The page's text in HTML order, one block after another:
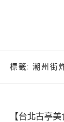
標籤: 潮州街
【台北古亭